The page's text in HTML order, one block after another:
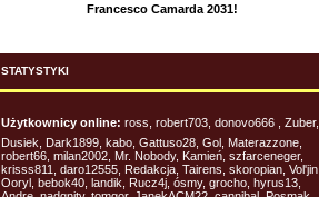
Francesco Camarda 2031!
STATYSTYKI
Użytkownicy online: ross, robert703, donovo666 , Zuber,
Dusiek, Dark1899, kabo, Gattuso28, Gol, Materazzone,
robert66, milan2002, Mr. Nobody, Kamień, szfarceneger,
krisss811, daro12555, Redakcja, Tairens, skoropian, Vol'jin,
Ooryl, bebok40, landik, Rucz4j, ósmy, grocho, hyrus13,